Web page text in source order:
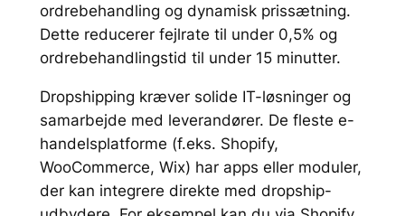
ordrebehandling og dynamisk prissætning.
Dette reducerer fejlrate til under 0,5% og
ordrebehandlingstid til under 15 minutter.
Dropshipping kræver solide IT-løsninger og
samarbejde med leverandører. De fleste e-
handelsplatforme (f.eks. Shopify,
WooCommerce, Wix) har apps eller moduler,
der kan integrere direkte med dropship-